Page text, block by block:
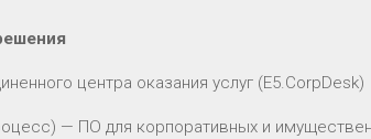
центра оказания услуг (E5.CorpDesk)
— ПО для корпоративных и